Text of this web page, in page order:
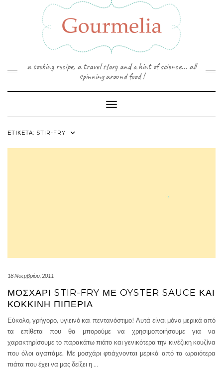
a cooking recipe, a travel story and a hint of science... all
spinning around food !
Toggle Navigation
ΕΤΙΚΈΤΑ: STIR-FRY
18 Νοεμβρίου, 2011
ΜΟΣΧΆΡΙ STIR-FRY ΜΕ OYSTER SAUCE ΚΑΙ
ΚΌΚΚΙΝΗ ΠΙΠΕΡΙΆ
Εύκολο, γρήγορο, υγιεινό και πεντανόστιμο! Αυτά είναι μόνο μερικά από
τα επίθετα που θα μπορούμε να χρησιμοποιήσουμε για να
χαρακτηρίσουμε το παρακάτω πιάτο και γενικότερα την κινέζικη κουζίνα
που όλοι αγαπάμε. Με μοσχάρι φτιάχνονται μερικά από τα ωραιότερα
πιάτα που έχει να μας δείξει η …